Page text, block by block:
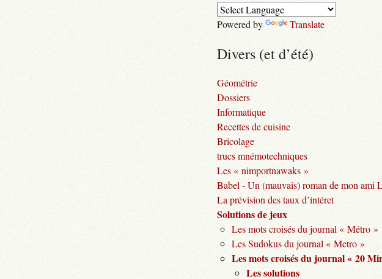
Powered by Translate
Divers (et d’été)
Géométrie
Dossiers
Informatique
Recettes de cuisine
Bricolage
trucs mnémotechniques
Les « nimportnawaks »
Babel - Un (mauvais) roman de mon ami
La prévision des taux d’intéret
Solutions de jeux
Les mots croisés du journal « Métro »
Les Sudokus du journal « Metro »
Les mots croisés du journal « 20
Les solutions